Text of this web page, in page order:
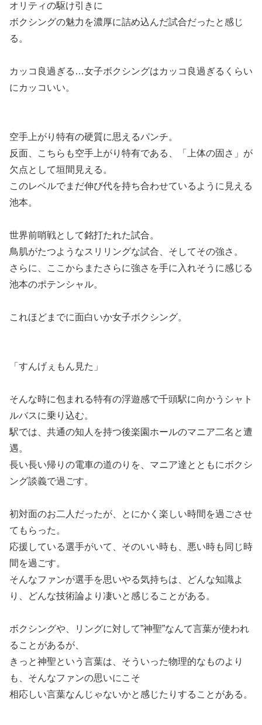
オリティの駆け引きに
ボクシングの魅力を濃厚に詰め込んだ試合だったと感じ
る。
カッコ良過ぎる…女子ボクシングはカッコ良過ぎるくらい
にカッコいい。
空手上がり特有の硬質に思えるパンチ。
反面、こちらも空手上がり特有である、「上体の固さ」が
欠点として垣間見える。
このレベルでまだ伸び代を持ち合わせているように見える
池本。
世界前哨戦として銘打たれた試合。
鳥肌がたつようなスリリングな試合、そしてその強さ。
さらに、ここからまたさらに強さを手に入れそうに感じる
池本のポテンシャル。
これほどまでに面白いか女子ボクシング。
「すんげぇもん見た」
そんな時に包まれる特有の浮遊感で千頭駅に向かうシャト
ルバスに乗り込む。
駅では、共通の知人を持つ後楽園ホールのマニア二名と遭
遇。
長い長い帰りの電車の道のりを、マニア達とともにボクシ
ング談義で過ごす。
初対面のお二人だったが、とにかく楽しい時間を過ごさせ
てもらった。
応援している選手がいて、そのいい時も、悪い時も同じ時
間を過ごす。
そんなファンが選手を思いやる気持ちは、どんな知識よ
り、どんな技術論より凄いと感じることがある。
ボクシングや、リングに対して”神聖”なんて言葉が使われ
ることがあるが、
きっと神聖という言葉は、そういった物理的なものより
も、そんなファンの思いにこそ
相応しい言葉なんじゃないかと感じたりすることがある。